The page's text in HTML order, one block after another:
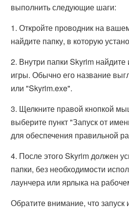
выполнить следующие шаги:
1. Откройте проводник на
найдите папку, в которую
2. Внутри папки Skyrim
игры. Обычно его название
или "Skyrim.exe".
3. Щелкните правой кнопкой
выберите пункт "Запуск от
для обеспечения правильной
4. После этого Skyrim должен
папки, без необходимости
лаунчера или ярлыка на
Обратите внимание, что